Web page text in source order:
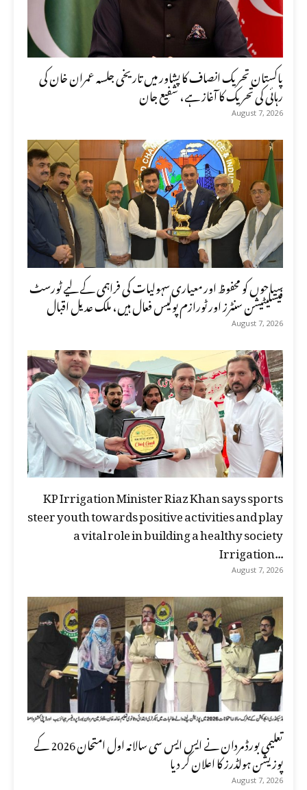
پاکستان تحریک انصاف کا پشاور میں تاریخی جلسہ عمران خان کی
رہائی کی تحریک کا آغاز ہے، شفیع جان
August 7, 2026
سیاحوں کو محفوظ اور معیاری سہولیات کی فراہمی کے لیے ٹورسٹ
فیسلیٹیشن سنٹرز اور ٹورازم پولیس فعال ہیں، ملک عدیل اقبال
August 7, 2026
KP Irrigation Minister Riaz Khan says sports
steer youth towards positive activities and play
a vital role in building a healthy society
Irrigation...
August 7, 2026
تعلیمی بورڈ مردان نے ایس ایس سی سالانہ اول امتحان 2026 کے
پوزیشن ہولڈرز کا اعلان کر دیا
August 7, 2026